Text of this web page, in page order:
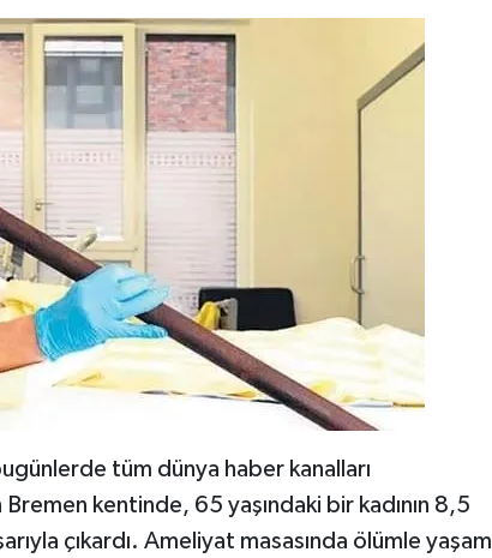
tüm dünya haber kanalları
kentinde, 65 yaşındaki bir kadının 8,5
çıkardı. Ameliyat masasında ölümle yaşam